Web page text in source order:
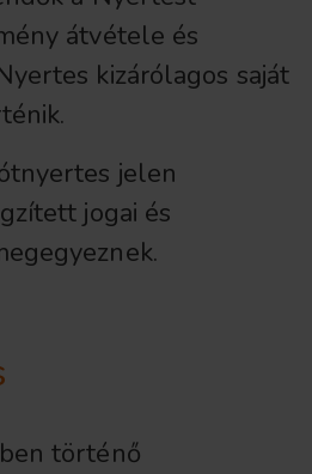
átvétele és
kizárólagos saját
jelen
jogai és
történő